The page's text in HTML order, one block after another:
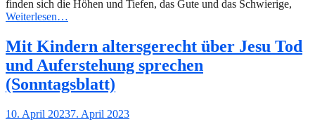
finden sich die Höhen und Tiefen, das Gute und das Schwierige,
Weiterlesen…
Mit Kindern altersgerecht über Jesu Tod
und Auferstehung sprechen
(Sonntagsblatt)
Gepostet
10. April 20237. April 2023